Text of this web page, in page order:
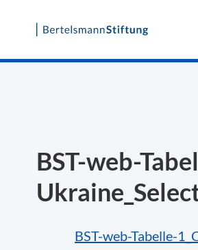
Skip
BST-web-
BST-web-Tabelle-